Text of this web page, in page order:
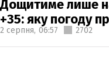
Дощитиме лише
+35: яку погоду
2 серпня, 06:57 2702